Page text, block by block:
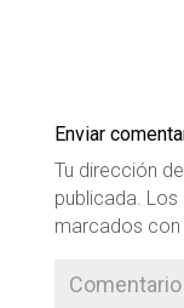
Enviar
Tu dirección
publicada.
marcados con